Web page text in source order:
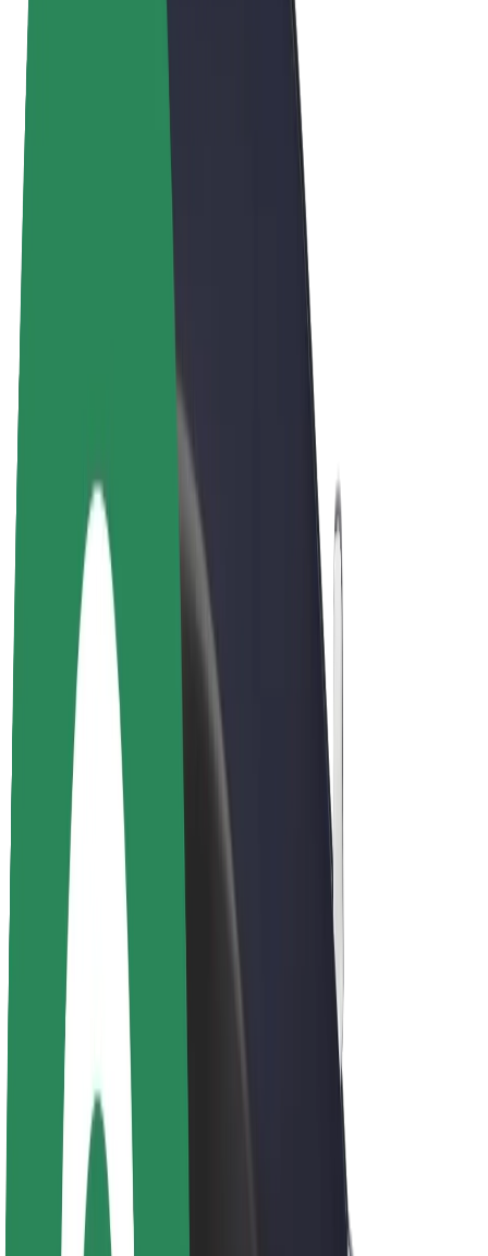
Ingresos de conductor/a
Repartidores
Ingresos de repartidor
Comercios de Bolt Food
Flotas
Franquicias
Empresa
Trabajá con nosotros
Acerca de Bolt
Sostenibilidad en Bolt
Project Zero
Blog
Sala de prensa
Misión
Relación con inversores
Liderazgo
Marca
Medios
Fondo Urbano
Seguridad